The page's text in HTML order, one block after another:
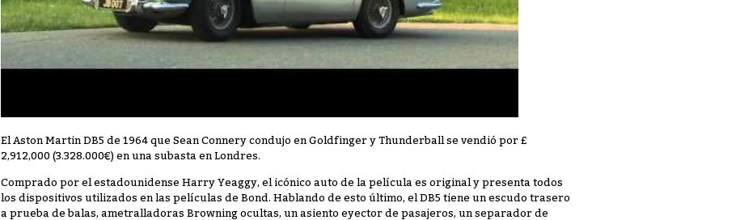
El Aston Martin DB5 de 1964 que Sean Connery condujo en Goldfinger y Thunderball se vendió por £
2,912,000 (3.328.000€) en una subasta en Londres.
Comprado por el estadounidense Harry Yeaggy, el icónico auto de la película es original y presenta todos
los dispositivos utilizados en las películas de Bond. Hablando de esto último, el DB5 tiene un escudo trasero
a prueba de balas, ametralladoras Browning ocultas, un asiento eyector de pasajeros, un separador de